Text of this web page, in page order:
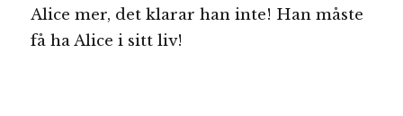
Alice mer, det klarar han inte! Han måste
få ha Alice i sitt liv!